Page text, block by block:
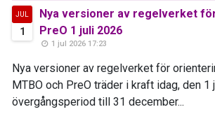
JUL
1
Nya versioner av regelverket
PreO 1 juli 2026
1 jul 2026 17:23
Nya versioner av regelverket för
MTBO och PreO träder i kraft idag, den 1
övergångsperiod till 31 december...